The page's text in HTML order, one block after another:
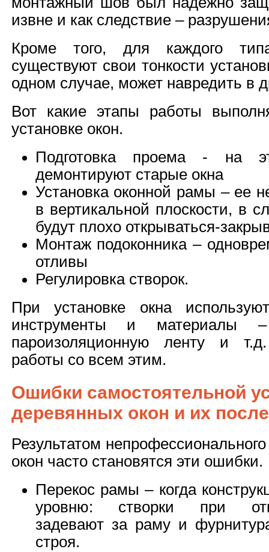
извне и как следствие –
Кроме того, для каждого
существуют свои тонкости
одном случае, может навредить в
Вот какие этапы работы
установке окон.
Подготовка проема - на
демонтируют старые окна
Установка оконной рамы – ее
в вертикальной плоскости, в
будут плохо открываться-
Монтаж подоконника –
отливы
Регулировка створок.
При установке окна
инструменты и материалы
пароизоляционную ленту и
работы со всем этим.
Ошибки самостоятельной
деревянных окон и их
Результатом
окон часто становятся эти ошибки.
Перекос рамы – когда
уровню: створки при
задевают за раму и
строя.